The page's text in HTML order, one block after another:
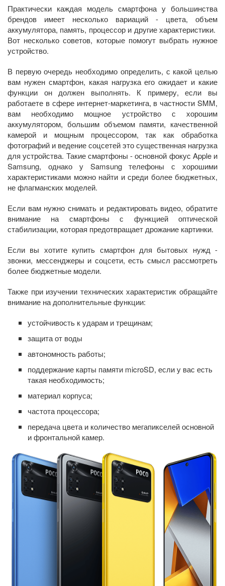
Практически каждая модель смартфона у большинства
брендов имеет несколько вариаций - цвета, объем
аккумулятора, память, процессор и другие характеристики.
Вот несколько советов, которые помогут выбрать нужное
устройство.
В первую очередь необходимо определить, с какой целью
вам нужен смартфон, какая нагрузка его ожидает и какие
функции он должен выполнять. К примеру, если вы
работаете в сфере интернет-маркетинга, в частности SMM,
вам необходимо мощное устройство с хорошим
аккумулятором, большим объемом памяти, качественной
камерой и мощным процессором, так как обработка
фотографий и ведение соцсетей это существенная нагрузка
для устройства. Такие смартфоны - основной фокус Apple и
Samsung, однако у Samsung телефоны с хорошими
характеристиками можно найти и среди более бюджетных,
не флагманских моделей.
Если вам нужно снимать и редактировать видео, обратите
внимание на смартфоны с функцией оптической
стабилизации, которая предотвращает дрожание картинки.
Если вы хотите купить смартфон для бытовых нужд -
звонки, мессенджеры и соцсети, есть смысл рассмотреть
более бюджетные модели.
Также при изучении технических характеристик обращайте
внимание на дополнительные функции:
устойчивость к ударам и трещинам;
защита от воды
автономность работы;
поддержание карты памяти microSD, если у вас есть
такая необходимость;
материал корпуса;
частота процессора;
передача цвета и количество мегапикселей основной
и фронтальной камер.